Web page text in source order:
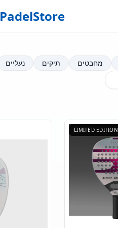
PadelStore
מחבטים תיקים נעליים
LIMITED EDITION